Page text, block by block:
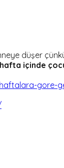
düşer
içinde
gore-